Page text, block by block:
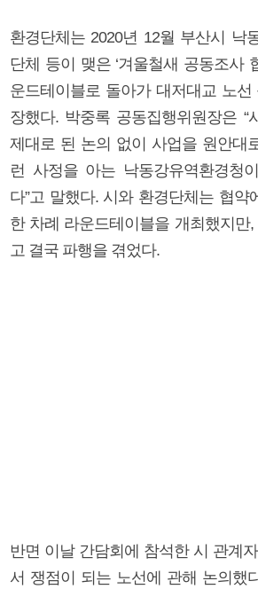
환경단체는 2020년 12월 부산시 낙
단체 등이 맺은 ‘겨울철새 공동조사
운드테이블로 돌아가 대저대교 노
장했다. 박중록 공동집행위원장은 “
제대로 된 논의 없이 사업을 원안대
런 사정을 아는 낙동강유역환경청
다”고 말했다. 시와 환경단체는 협약
한 차례 라운드테이블을 개최했지만
고 결국 파행을 겪었다.
반면 이날 간담회에 참석한 시 관계
서 쟁점이 되는 노선에 관해 논의했